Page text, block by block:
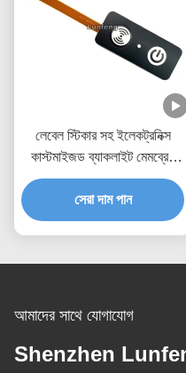
লেবেল স্টিকার সহ ইলেকট্রনিক্স
কাস্টমাইজড ব্যাকলাইট মেমব্রেন
সুইচ
সেরা দাম পান
আমাদের সাথে যোগাযোগ
Shenzhen